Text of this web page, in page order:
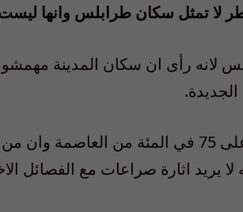
لا تمثل سكان طرابلس وانها
رأى ان سكان المدينة
وقال ناكر ان قواته تسيطر بالفعل على 75 في
يريد اثارة صراعات مع الفصائل